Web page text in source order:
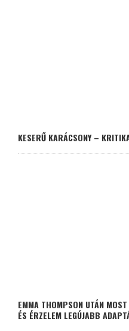
KESERŰ KARÁCSONY –
EMMA THOMPSON UTÁN
ÉS ÉRZELEM LEGÚJABB